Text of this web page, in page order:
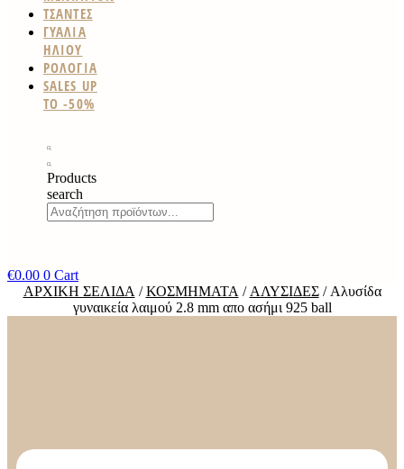
ΤΣΑΝΤΕΣ
ΓΥΑΛΙΑ
ΗΛΙΟΥ
ΡΟΛΟΓΙΑ
SALES UP
TO -50%
Products
search
€0.00 0 Cart
ΑΡΧΙΚΉ ΣΕΛΊΔΑ /ΚΟΣΜΉΜΑΤΑ / ΑΛΥΣΊΔΕΣ/ Αλυσίδα
γυναικεία λαιμού 2.8 mm απο ασήμι 925 ball